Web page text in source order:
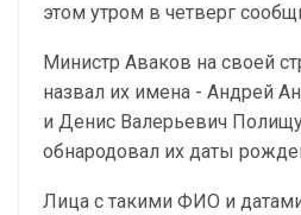
этом утром в четверг
Министр Аваков на своей
назвал их имена - Андрей
и Денис Валерьевич
обнародовал их даты
Лица с такими ФИО и